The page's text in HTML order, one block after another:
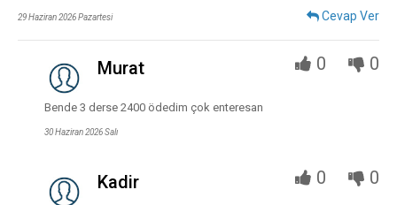
29 Haziran 2026 Pazartesi Cevap Ver
Murat 0 0
Bende 3 derse 2400 ödedim çok enteresan
30 Haziran 2026 Salı
Kadir 0 0